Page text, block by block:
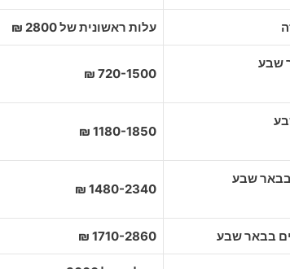
עלות ראשונית של 2800 ₪
720-1500 ₪
1180-1850 ₪
1480-2340 ₪
1710-2860 ₪